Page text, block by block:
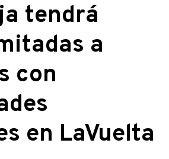
tendrá
a
con
en LaVuelta